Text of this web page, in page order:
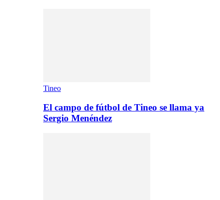
Tineo
El campo de fútbol de Tineo se llama ya
Sergio Menéndez